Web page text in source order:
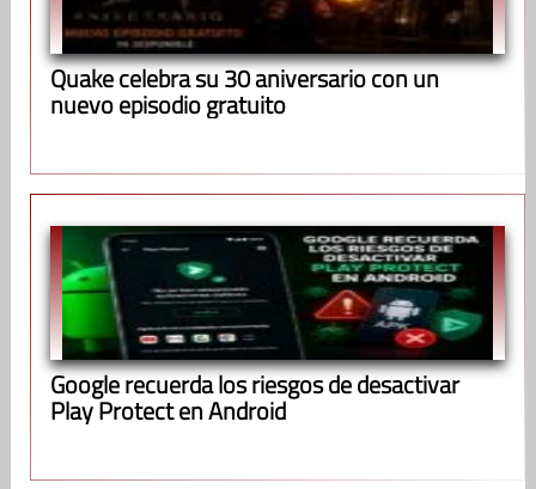
Quake celebra su 30 aniversario con un
nuevo episodio gratuito
Google recuerda los riesgos de desactivar
Play Protect en Android